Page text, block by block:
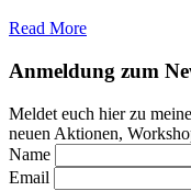
Read More
Footer
Anmeldung zum
Meldet euch hier zu
neuen Aktionen,
Name
Email